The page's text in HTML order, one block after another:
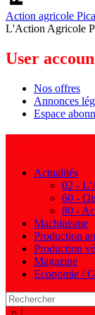
Action agricole
L'Action Agricole
User
Nos offres
Annonces
Espace
Actualités
02 -
60 -
80 -
Machinisme
Production
Production
Magazine
Economie /